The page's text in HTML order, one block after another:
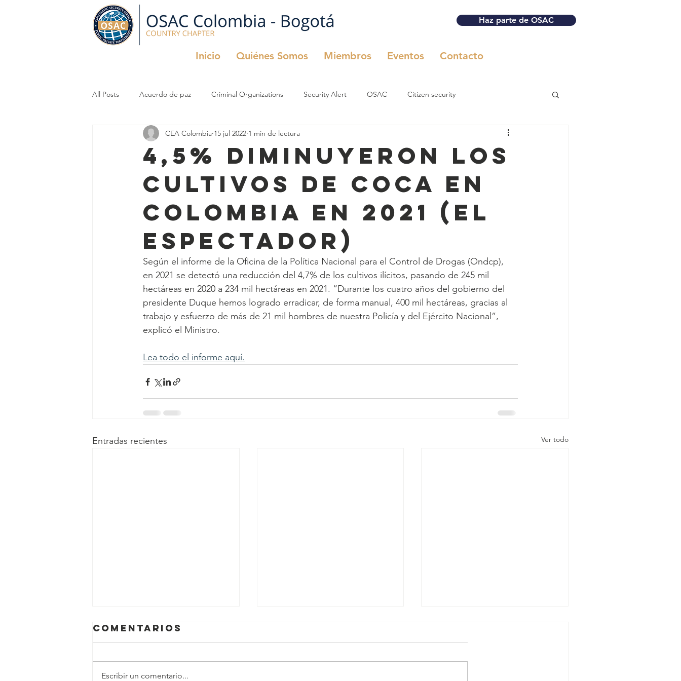
Haz parte de OSAC
Inicio Quiénes Somos Miembros Eventos Contacto
All Posts Acuerdo de paz Criminal Organizations Security Alert OSAC Citizen security
Criminal Organizations InfoSecurity OSAC
4,5% diminuyeron los
cultivos de coca en
Colombia en 2021 (El
Espectador)
CEA Colombia 15 jul 2022 1 min de lectura
Según el informe de la Oficina de la Política Nacional para el Control de Drogas (Ondcp),
en 2021 se detectó una reducción del 4,7% de los cultivos ilícitos, pasando de 245 mil
hectáreas en 2020 a 234 mil hectáreas en 2021. “Durante los cuatro años del gobierno del
presidente Duque hemos logrado erradicar, de forma manual, 400 mil hectáreas, gracias al
trabajo y esfuerzo de más de 21 mil hombres de nuestra Policía y del Ejército Nacional”,
explicó el Ministro.
Lea todo el informe aquí.
Entradas recientes Ver todo
Comentarios
Escribir un comentario...